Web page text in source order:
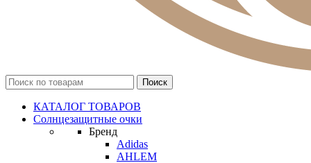
КАТАЛОГ ТОВАРОВ
Солнцезащитные очки
Бренд
Adidas
AHLEM